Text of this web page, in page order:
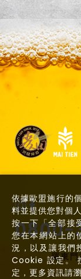
0800-
羅東
依據歐盟施行的
料並提供您對個
按一下「全部接
您在本網站上的
況，以及讓我們
Cookie 設定。
定，更多資訊請